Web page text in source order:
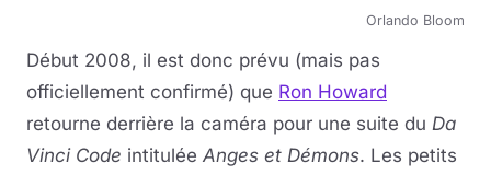
Orlando Bloom
Début 2008, il est donc prévu (mais pas
officiellement confirmé) que Ron Howard
retourne derrière la caméra pour une suite du Da
Vinci Code intitulée Anges et Démons. Les petits